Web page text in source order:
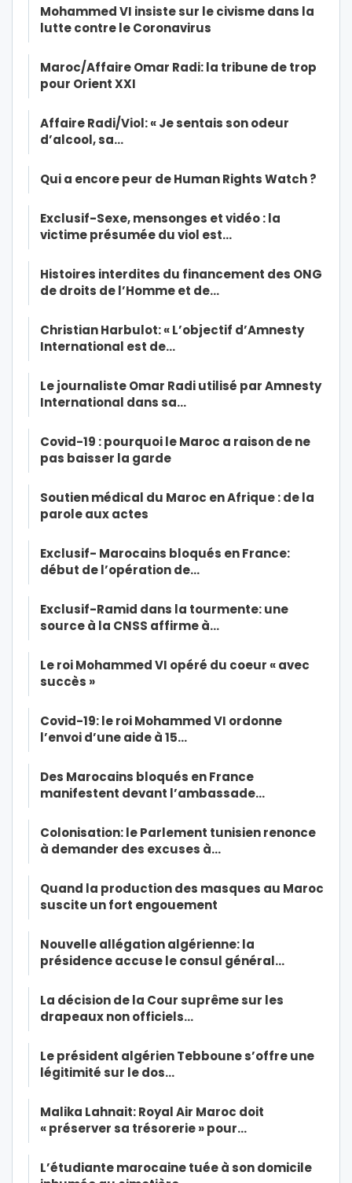
Mohammed VI insiste sur le civisme dans la
lutte contre le Coronavirus
Maroc/Affaire Omar Radi: la tribune de trop
pour Orient XXI
Affaire Radi/Viol: « Je sentais son odeur
d’alcool, sa…
Qui a encore peur de Human Rights Watch ?
Exclusif-Sexe, mensonges et vidéo : la
victime présumée du viol est…
Histoires interdites du financement des ONG
de droits de l’Homme et de…
Christian Harbulot: « L’objectif d’Amnesty
International est de…
Le journaliste Omar Radi utilisé par Amnesty
International dans sa…
Covid-19 : pourquoi le Maroc a raison de ne
pas baisser la garde
Soutien médical du Maroc en Afrique : de la
parole aux actes
Exclusif- Marocains bloqués en France:
début de l’opération de…
Exclusif-Ramid dans la tourmente: une
source à la CNSS affirme à…
Le roi Mohammed VI opéré du coeur « avec
succès »
Covid-19: le roi Mohammed VI ordonne
l’envoi d’une aide à 15…
Des Marocains bloqués en France
manifestent devant l’ambassade…
Colonisation: le Parlement tunisien renonce
à demander des excuses à…
Quand la production des masques au Maroc
suscite un fort engouement
Nouvelle allégation algérienne: la
présidence accuse le consul général…
La décision de la Cour suprême sur les
drapeaux non officiels…
Le président algérien Tebboune s’offre une
légitimité sur le dos…
Malika Lahnait: Royal Air Maroc doit
« préserver sa trésorerie » pour…
L’étudiante marocaine tuée à son domicile